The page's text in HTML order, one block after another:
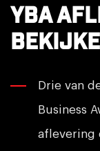
YBA
Drie van
Business
aflevering